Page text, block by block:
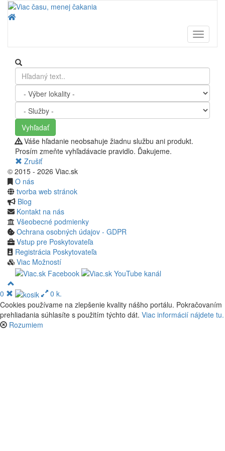
Toggle
Vyhľadať
Váše hľadanie neobsahuje žiadnu službu ani produkt.
Prosím zmeňte vyhľadávacie pravidlo. Ďakujeme.
Zrušiť
© 2015 - 2026 Viac.sk
O nás
tvorba web stránok
Blog
Kontakt na nás
Všeobecné podmienky
Ochrana osobných údajov - GDPR
Vstup pre Poskytovateľa
Registrácia Poskytovateľa
Viac Možností
0
0 k.
Cookies používame na zlepšenie kvality nášho portálu. Pokračovaním
prehliadania súhlasíte s použitím týchto dát. Viac informácií nájdete tu.
Rozumiem